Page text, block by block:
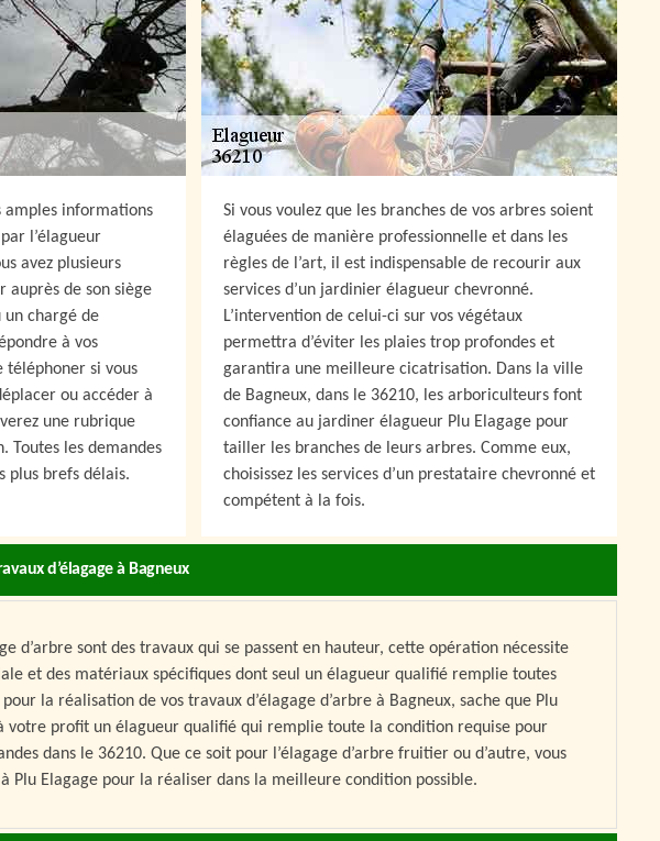
amples informations
l’élagueur
avez plusieurs
auprès de son siège
un chargé de
à vos
téléphoner si vous
ou accéder à
une rubrique
Toutes les demandes
plus brefs délais.
Si vous voulez que les branches de vos arbres soient
élaguées de manière professionnelle et dans les
règles de l’art, il est indispensable de recourir aux
services d’un jardinier élagueur chevronné.
L’intervention de celui-ci sur vos végétaux
permettra d’éviter les plaies trop profondes et
garantira une meilleure cicatrisation. Dans la ville
de Bagneux, dans le 36210, les arboriculteurs font
confiance au jardiner élagueur Plu Elagage pour
tailler les branches de leurs arbres. Comme eux,
choisissez les services d’un prestataire chevronné et
compétent à la fois.
d’élagage à Bagneux
d’arbre sont des travaux qui se passent en hauteur, cette opération nécessite
et des matériaux spécifiques dont seul un élagueur qualifié remplie toutes
la réalisation de vos travaux d’élagage d’arbre à Bagneux, sache que Plu
votre profit un élagueur qualifié qui remplie toute la condition requise pour
dans le 36210. Que ce soit pour l’élagage d’arbre fruitier ou d’autre, vous
Plu Elagage pour la réaliser dans la meilleure condition possible.